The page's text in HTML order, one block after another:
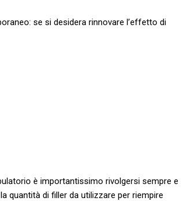
se si desidera rinnovare l’effetto di
è importantissimo rivolgersi sempre e
quantità di filler da utilizzare per riempire